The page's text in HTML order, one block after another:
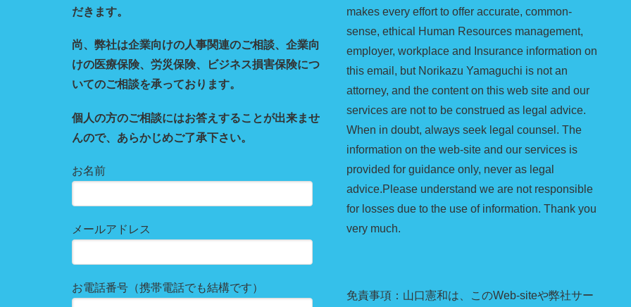
だきます。
尚、弊社は企業向けの人事関連のご相談、企業向
けの医療保険、労災保険、ビジネス損害保険につ
いてのご相談を承っております。
個人の方のご相談にはお答えすることが出来ませ
んので、あらかじめご了承下さい。
お名前
メールアドレス
お電話番号（携帯電話でも結構です）
makes every effort to offer accurate, common-
sense, ethical Human Resources management,
employer, workplace and Insurance information on
this email, but Norikazu Yamaguchi is not an
attorney, and the content on this web site and our
services are not to be construed as legal advice.
When in doubt, always seek legal counsel. The
information on the web-site and our services is
provided for guidance only, never as legal
advice.Please understand we are not responsible
for losses due to the use of information. Thank you
very much.
免責事項：山口憲和は、このWeb-siteや弊社サー